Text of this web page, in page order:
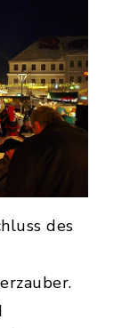
des